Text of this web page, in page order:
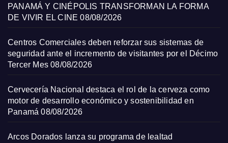
PANAMÁ Y CINÉPOLIS TRANSFORMAN LA FORMA
DE VIVIR EL CINE 08/08/2026
Centros Comerciales deben reforzar sus sistemas de
seguridad ante el incremento de visitantes por el Décimo
Tercer Mes 08/08/2026
Cervecería Nacional destaca el rol de la cerveza como
motor de desarrollo económico y sostenibilidad en
Panamá 08/08/2026
Arcos Dorados lanza su programa de lealtad